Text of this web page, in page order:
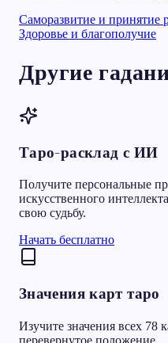
Саморазвитие и принятие
Здоровье и благополучие
Другие
Таро-расклад с ИИ
Получите персональные
искусственного
свою судьбу.
Начать бесплатно
Значения карт таро
Изучите значения всех 78
перевернутое положение.